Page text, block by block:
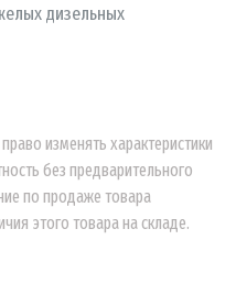
дизельных
изменять характеристики
без предварительного
по продаже товара
этого товара на складе.